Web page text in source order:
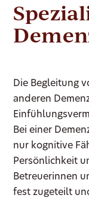
Die Begleitung
anderen
Bei einer
nur kognitive
Persönlichkeit
Betreuerinnen
fest zugeteilt